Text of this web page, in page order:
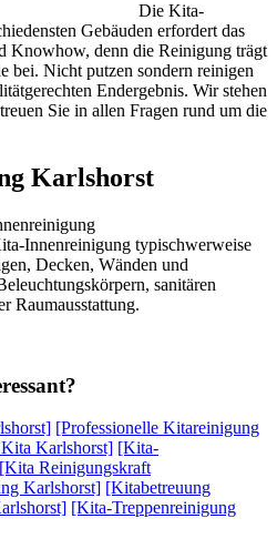
Die Kita-
Gebäuden erfordert das
Knowhow, denn die Reinigung trägt
bei. Nicht putzen sondern reinigen
Endergebnis. Wir stehen
Sie in allen Fragen rund um die
Karlshorst
Innenreinigung typischwerweise
Decken, Wänden und
sanitären
Raumausstattung.
[Professionelle Kitareinigung
Karlshorst] [Kita-
[Kita Reinigungskraft
Karlshorst] [Kitabetreuung
[Kita-Treppenreinigung